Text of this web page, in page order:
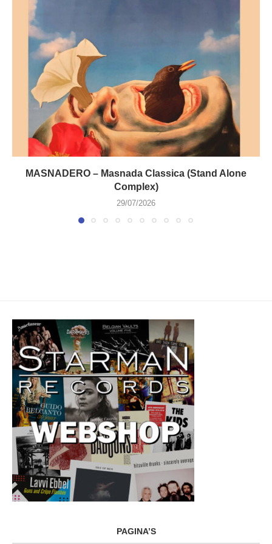
MASNADERO – Masnada Classica (Stand Alone
Complex)
29/07/2026
PAGINA’S